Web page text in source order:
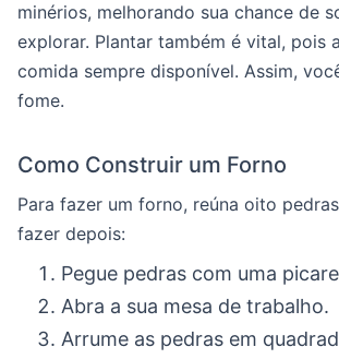
minérios, melhorando sua chance de
explorar. Plantar também é vital, pois
comida sempre disponível. Assim,
fome.
Como Construir um Forno
Para fazer um forno, reúna oito
fazer depois:
Pegue pedras com uma
Abra a sua mesa de trabalho.
Arrume as pedras em